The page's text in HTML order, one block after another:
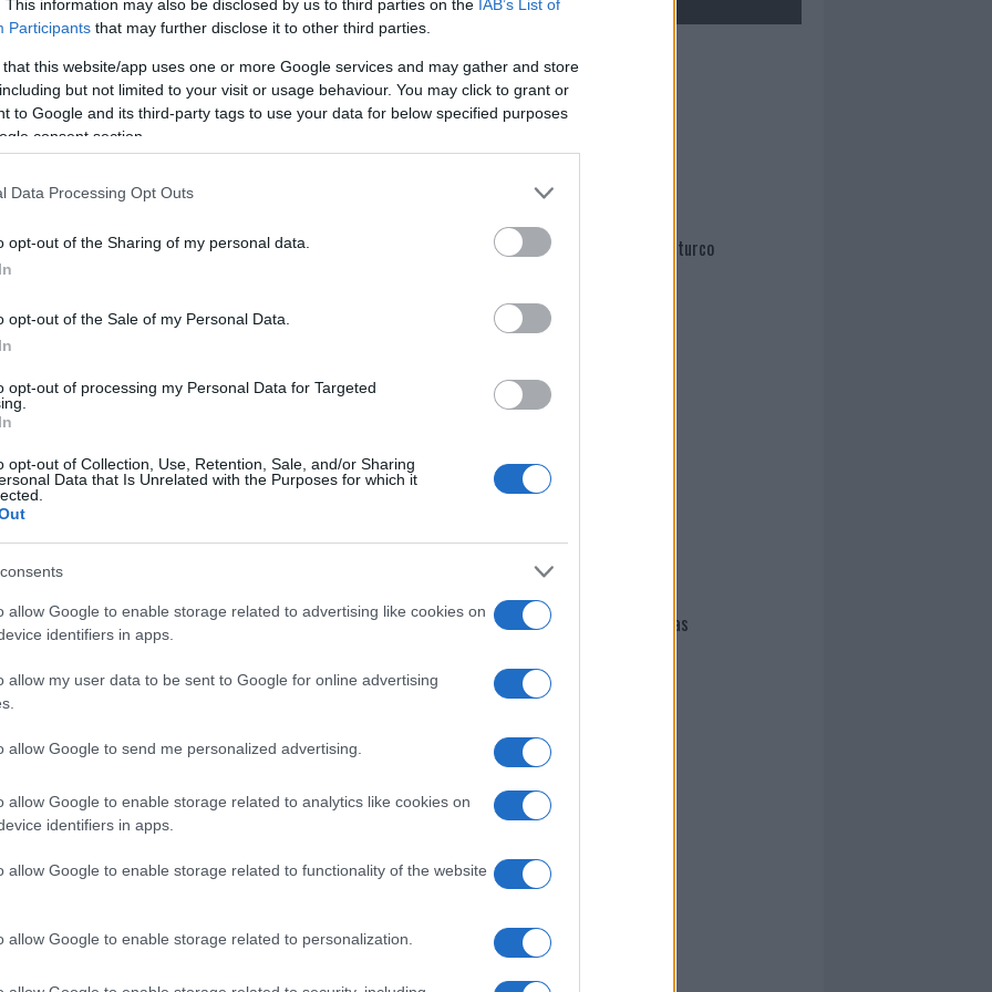
This information may also be disclosed by us to third parties on the IAB’s List of
Participants that may further disclose it to other third parties.
that this website/app uses one or more Google services and may gather and store
but not limited to your visit or usage behaviour. You may click to grant or
to Google and its third-party tags to use your data for below specified purposes
consent section.
Data Processing Opt Outs
opt-out of the Sharing of my personal data.
opt-out of the Sale of my Personal Data.
opt-out of processing my Personal Data for Targeted
opt-out of Collection, Use, Retention, Sale, and/or Sharing
Data that Is Unrelated with the Purposes for which it
allow Google to enable storage related to advertising like cookies on
identifiers in apps.
allow my user data to be sent to Google for online advertising
allow Google to send me personalized advertising.
allow Google to enable storage related to analytics like cookies on
identifiers in apps.
allow Google to enable storage related to functionality of the website
allow Google to enable storage related to personalization.
di Mirko De Angelis e alla ricerca storica di
territorio a partire dallo sviluppo
ambientale, ripercorrendo la storia
particolare sarà dedicato all’importanza delle
senso di appartenenza nella comunità.
alle
18:30
del progetto europeo “Interreg Med” per
che avvengono in mare e le loro
come tutti noi possiamo contribuire alla
approfondire la problematica della plastica
naturale e culturale sardo: si inizia
di fama internazionale “A Plastic Ocean ”,
Leeson, per poi proseguire con “ISOS
che mostra le azioni virtuose portate
Cavalloper raggiungere l’obiettivo
del progetto finanziato dalla Comunità
Francia Marittimo ISOS”, con la regia di
a colorarsi di blu anche dopo Pasqua: giovedì
i documentari “Effetto Riserva” ed
in 3D tra i fondali dell’
Cavallo, grazie alla sceneggiatura di
regia di Roberto Rinaldi, tra i più
in Italia. Durante la serata, insieme a
marina e Presidente di Worldrise,
come strumento di conservazione.
introspettivo “
per il prestigioso premio cinematografico
mestiere dell’allevatore di cozze. Il film è
Mario Malu
Paolo Pinna
Martina Agostina Diturco
Giovannimaria Cabras